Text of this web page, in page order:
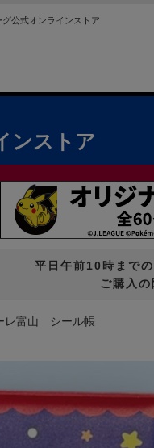
公式オンラインストア
ンストア
平日午前10時まで
ご購入
レ富山 シール帳